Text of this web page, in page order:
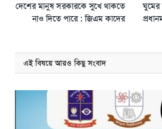
দেশের মানুষ সরকারকে সুখে থাকতে
নাও দিতে পারে : জিএম কাদের
এই বিষয়ে আরও কিছু সংবাদ